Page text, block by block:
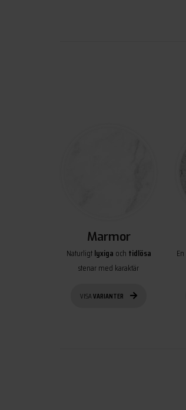
Marmor
Naturligtlyxiga och tidlösa
stenar med karaktär
VISAVARIANTER
En